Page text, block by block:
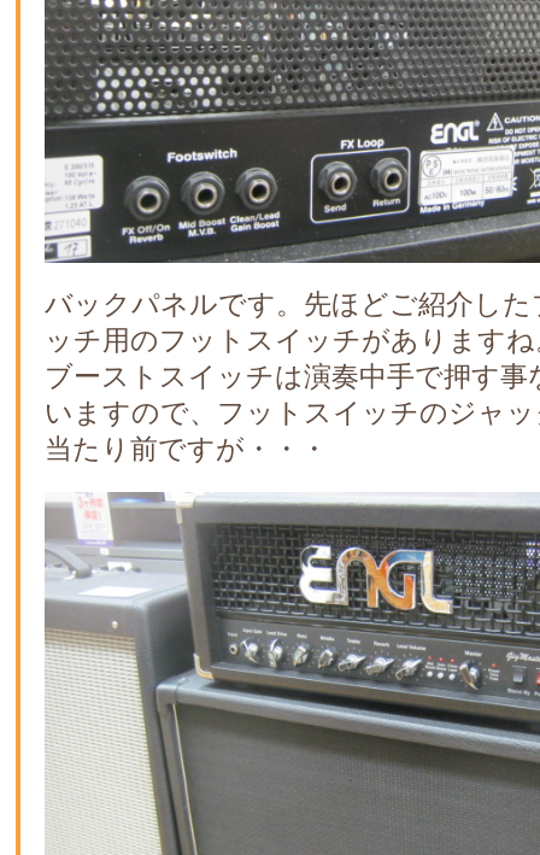
バックパネルです。先ほどご紹介し
ッチ用のフットスイッチがあります
ブーストスイッチは演奏中手で押す事
いますので、フットスイッチのジャ
当たり前ですが・・・